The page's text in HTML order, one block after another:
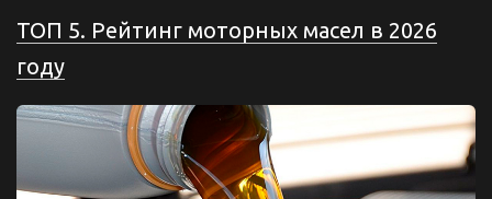
ТОП 5. Рейтинг моторных масел в 2026
году